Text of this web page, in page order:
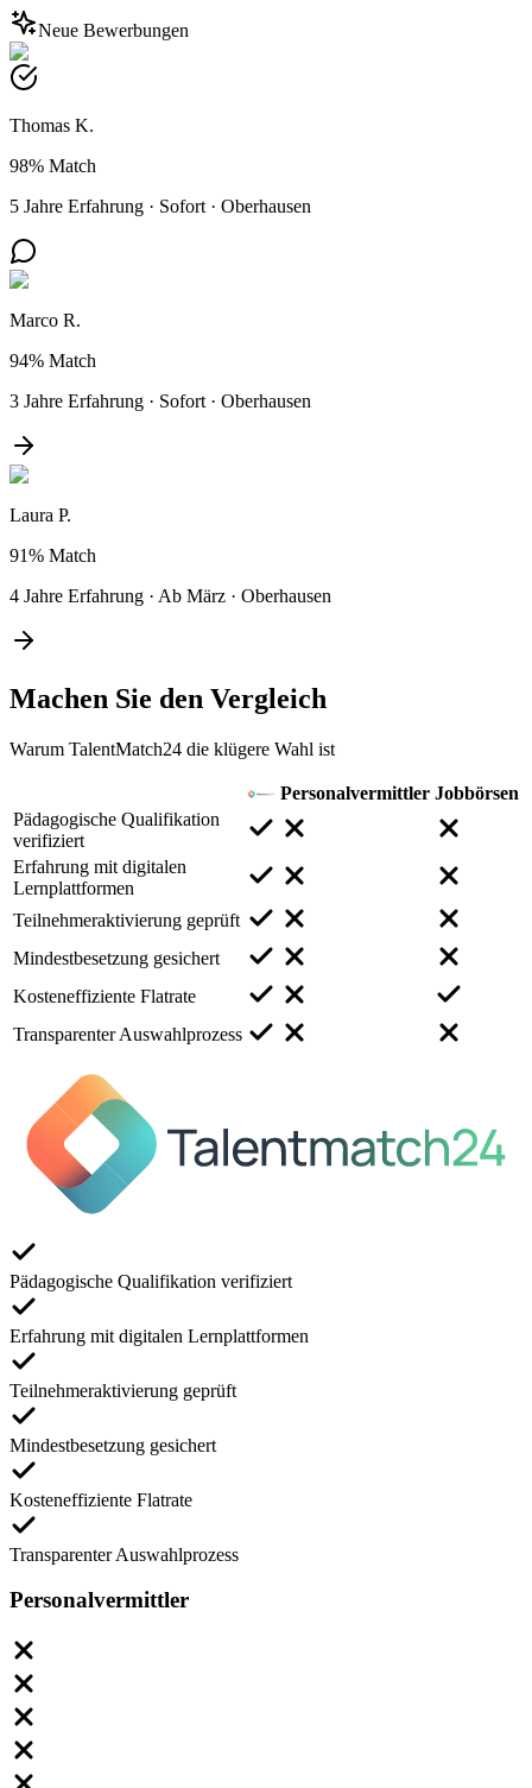
Neue Bewerbungen
Thomas K.
98% Match
5 Jahre Erfahrung · Sofort · Oberhausen
Marco R.
94% Match
3 Jahre Erfahrung · Sofort · Oberhausen
Laura P.
91% Match
4 Jahre Erfahrung · Ab März · Oberhausen
Machen Sie den Vergleich
Warum TalentMatch24 die klügere Wahl ist
Personalvermittler Jobbörsen
Pädagogische Qualifikation
verifiziert
Erfahrung mit digitalen
Lernplattformen
Teilnehmeraktivierung geprüft
Mindestbesetzung gesichert
Kosteneffiziente Flatrate
Transparenter Auswahlprozess
Pädagogische Qualifikation verifiziert
Erfahrung mit digitalen Lernplattformen
Teilnehmeraktivierung geprüft
Mindestbesetzung gesichert
Kosteneffiziente Flatrate
Transparenter Auswahlprozess
Personalvermittler